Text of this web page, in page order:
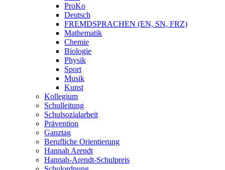
ProKo
Deutsch
FREMDSPRACHEN (EN, SN, FRZ)
Mathematik
Chemie
Biologie
Physik
Sport
Musik
Kunst
Kollegium
Schulleitung
Schulsozialarbeit
Prävention
Ganztag
Berufliche Orientierung
Hannah Arendt
Hannah-Arendt-Schulpreis